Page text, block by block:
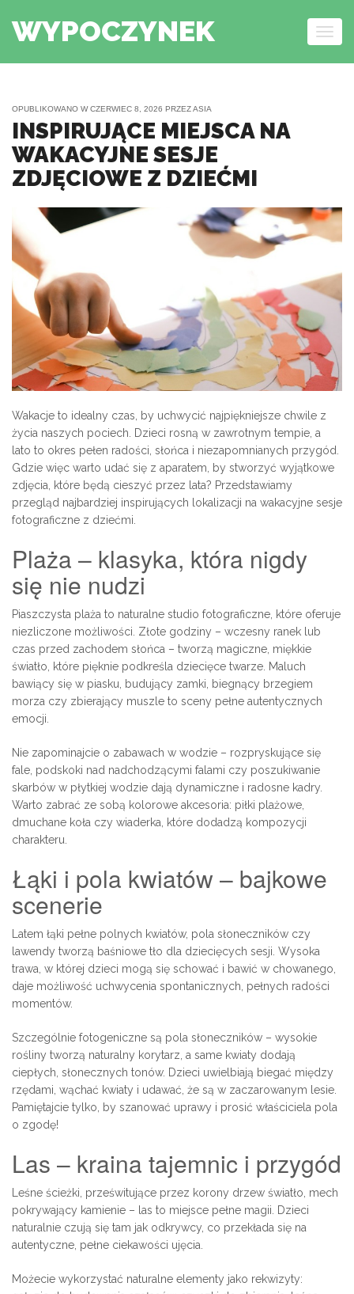
WYPOCZYNEK
OPUBLIKOWANO WCZERWIEC 8, 2026 PRZEZASIA
INSPIRUJĄCE MIEJSCA NA
WAKACYJNE SESJE
ZDJĘCIOWE Z DZIEĆMI
Wakacje to idealny czas, by uchwycić najpiękniejsze chwile z
życia naszych pociech. Dzieci rosną w zawrotnym tempie, a
lato to okres pełen radości, słońca i niezapomnianych przygód.
Gdzie więc warto udać się z aparatem, by stworzyć wyjątkowe
zdjęcia, które będą cieszyć przez lata? Przedstawiamy
przegląd najbardziej inspirujących lokalizacji na wakacyjne sesje
fotograficzne z dziećmi.
Plaża – klasyka, która nigdy
się nie nudzi
Piaszczysta plaża to naturalne studio fotograficzne, które oferuje
niezliczone możliwości. Złote godziny – wczesny ranek lub
czas przed zachodem słońca – tworzą magiczne, miękkie
światło, które pięknie podkreśla dziecięce twarze. Maluch
bawiący się w piasku, budujący zamki, biegnący brzegiem
morza czy zbierający muszle to sceny pełne autentycznych
emocji.
Nie zapominajcie o zabawach w wodzie – rozpryskujące się
fale, podskoki nad nadchodzącymi falami czy poszukiwanie
skarbów w płytkiej wodzie dają dynamiczne i radosne kadry.
Warto zabrać ze sobą kolorowe akcesoria: piłki plażowe,
dmuchane koła czy wiaderka, które dodadzą kompozycji
charakteru.
Łąki i pola kwiatów – bajkowe
scenerie
Latem łąki pełne polnych kwiatów, pola słoneczników czy
lawendy tworzą baśniowe tło dla dziecięcych sesji. Wysoka
trawa, w której dzieci mogą się schować i bawić w chowanego,
daje możliwość uchwycenia spontanicznych, pełnych radości
momentów.
Szczególnie fotogeniczne są pola słoneczników – wysokie
rośliny tworzą naturalny korytarz, a same kwiaty dodają
ciepłych, słonecznych tonów. Dzieci uwielbiają biegać między
rzędami, wąchać kwiaty i udawać, że są w zaczarowanym lesie.
Pamiętajcie tylko, by szanować uprawy i prosić właściciela pola
o zgodę!
Las – kraina tajemnic i przygód
Leśne ścieżki, prześwitujące przez korony drzew światło, mech
pokrywający kamienie – las to miejsce pełne magii. Dzieci
naturalnie czują się tam jak odkrywcy, co przekłada się na
autentyczne, pełne ciekawości ujęcia.
Możecie wykorzystać naturalne elementy jako rekwizyty: